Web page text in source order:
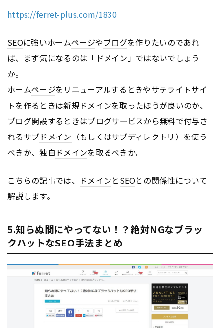
https://ferret-plus.com/1830
SEOに強いホームページやブログを作りたいのであれ
ば、まず気になるのは「 ドメイン」ではないでしょう
か。
ホームページをリニューアルするときやサテライトサイ
トを作るときは新規 ドメインを取ったほうが良いのか、
ブログ開設するときはブログサービスから無料で付与さ
れるサブドメイン （もしくはサブディレクトリ）を使う
べきか、独自 ドメインを取るべきか。
こちらの記事では、 ドメインと SEOとの関係性について
解説します。
5.知らぬ間にやってない！？絶対NGなブラッ
クハットなSEO手法まとめ